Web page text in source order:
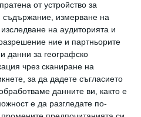
от устройство за
съдържание, измерване на
на аудиторията и
ние и партньорите
данни за географско
чрез сканиране на
за да дадете съгласието
данните ви, както е
е да разгледате по-
който и да е друг
уста на уста“
във всички
пак имат много по-
анкетираните.
анкетираните са